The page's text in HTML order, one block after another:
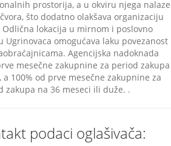
prostorija, a u okviru njega nalaze
što dodatno olakšava organizaciju
Odlična lokacija u mirnom i poslovno
Ugrinovaca omogućava laku povezanost
Agencijska nadoknada
mesečne zakupnine za period zakupa
a 100% od prve mesečne zakupnine za
zakupa na 36 meseci ili duže. .
podaci oglašivača: